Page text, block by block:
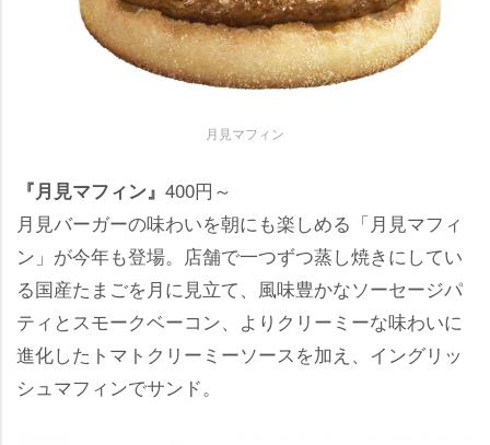
月見マフィン
『月見マフィン』 400円～
月見バーガーの味わいを朝にも楽しめる「月見マフィ
ン」が今年も登場。店舗で一つずつ蒸し焼きにしてい
る国産たまごを月に見立て、風味豊かなソーセージパ
ティとスモークベーコン、よりクリーミーな味わいに
進化したトマトクリーミーソースを加え、イングリッ
シュマフィンでサンド。